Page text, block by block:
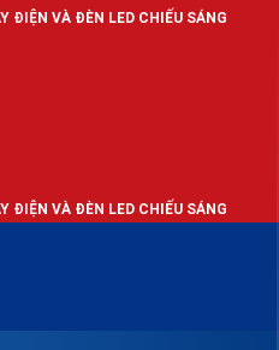
CHIẾU SÁNG
CHIẾU SÁNG